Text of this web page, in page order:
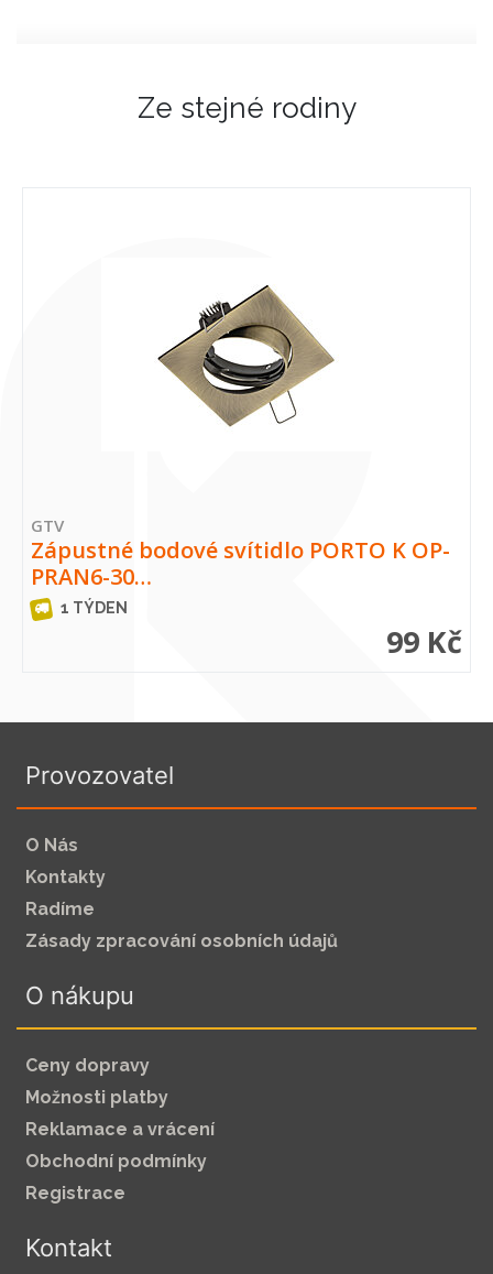
Ze stejné rodiny
GTV
Zápustné bodové svítidlo PORTO K OP-
PRAN6-30…
1 TÝDEN
99 Kč
Provozovatel
O Nás
Kontakty
Radíme
Zásady zpracování osobních údajů
O nákupu
Ceny dopravy
Možnosti platby
Reklamace a vrácení
Obchodní podmínky
Registrace
Kontakt